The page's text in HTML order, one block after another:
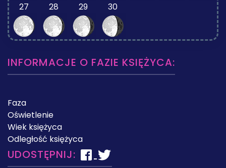
27 28 29 30
INFORMACJE O FAZIE KSIĘŻYCA:
Faza
Oświetlenie
Wiek księżyca
Odległość księżyca
UDOSTĘPNIJ: